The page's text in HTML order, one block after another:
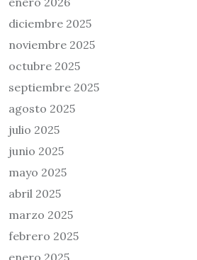
diciembre 2025
noviembre 2025
octubre 2025
septiembre 2025
agosto 2025
julio 2025
junio 2025
mayo 2025
abril 2025
marzo 2025
febrero 2025
enero 2025